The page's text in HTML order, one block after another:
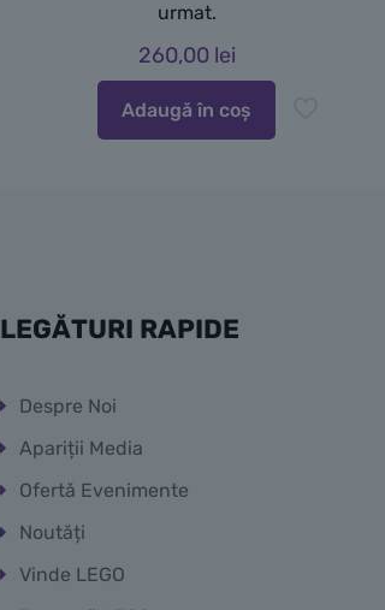
urmat.
260,00 lei
Adaugă în coș
LEGĂTURI RAPIDE
Despre Noi
Apariții Media
Ofertă Evenimente
Noutăți
Vinde LEGO